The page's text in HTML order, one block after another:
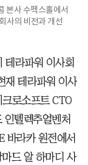
본사 수펙스홀에서
사의 비전과 개선
테라파워 이사회
재 테라파워 이사
로소프트 CTO
인텔렉추얼벤처
바라카 원전에서
드 알 하마디 사